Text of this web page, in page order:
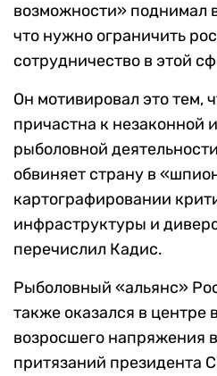
возможности» поднимал
что нужно ограничить
сотрудничество в этой
Он мотивировал это тем,
причастна к незаконной
рыболовной
обвиняет страну в
картографировании
инфраструктуры и
перечислил Кадис.
Рыболовный «альянс»
также оказался в центре
возросшего напряжения
притязаний президента